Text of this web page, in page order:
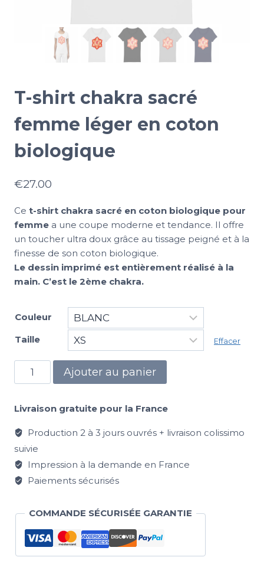
T-shirt chakra sacré
femme léger en coton
biologique
€27.00
Ce t-shirt chakra sacré en coton biologique pour
femme a une coupe moderne et tendance. Il offre
un toucher ultra doux grâce au tissage peigné et à la
finesse de son coton biologique.
Le dessin imprimé est entièrement réalisé à la
main. C’est le 2ème chakra.
Couleur
Taille
Effacer
Ajouter au panier
Livraison gratuite pour la France
Production 2 à 3 jours ouvrés + livraison colissimo
suivie
Impression à la demande en France
Paiements sécurisés
COMMANDE SÉCURISÉE GARANTIE